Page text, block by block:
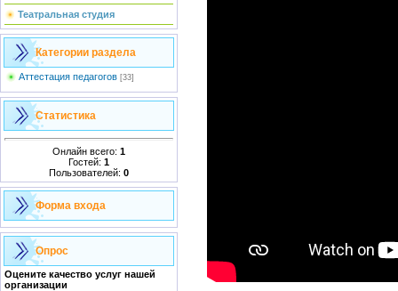
Театральная студия
Категории раздела
Аттестация педагогов [33]
Статистика
Онлайн всего: 1
Гостей: 1
Пользователей: 0
Форма входа
Опрос
Оцените качество услуг нашей
организации